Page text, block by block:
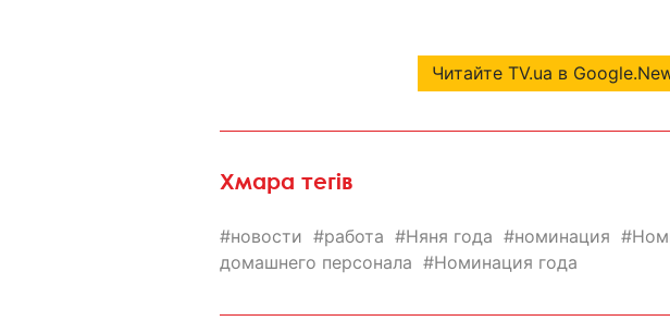
Читайте TV.ua в
Хмара тегів
новости работа Няня года номинация
домашнего персонала
Номинация года